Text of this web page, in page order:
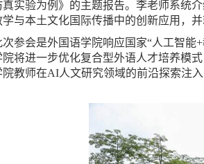
真实验为例》的主题报告。李老师系统
与本土文化国际传播中的创新应用，
次参会是外国语学院响应国家“人工智
将进一步优化复合型外语人才培养模
院教师在AI人文研究领域的前沿探索注